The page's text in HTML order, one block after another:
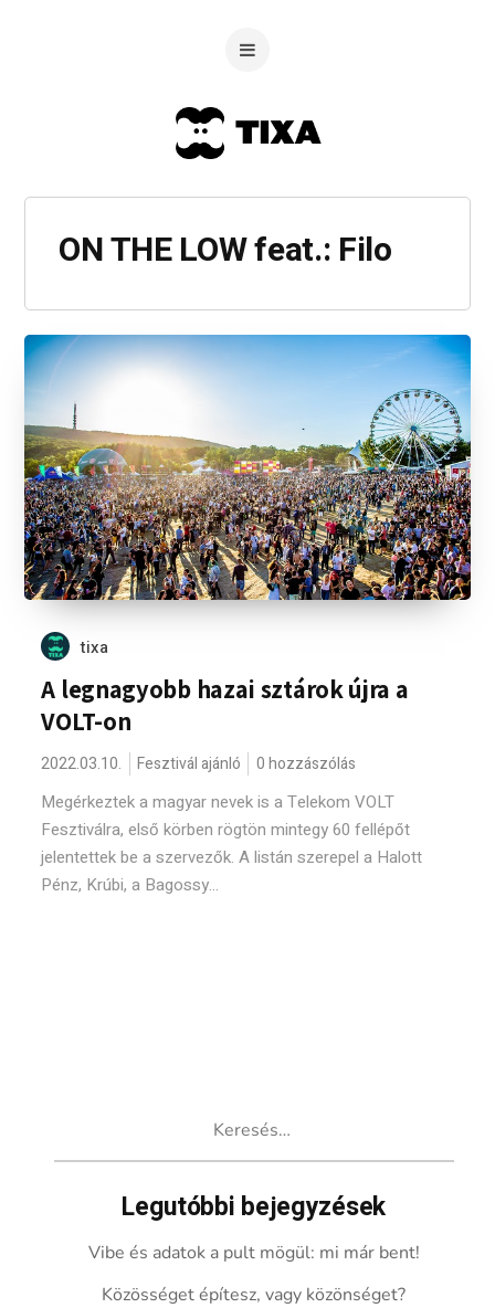
ON THE LOW feat.: Filo
tixa
A legnagyobb hazai sztárok újra a
VOLT-on
2022.03.10. Fesztivál ajánló 0 hozzászólás
Megérkeztek a magyar nevek is a Telekom VOLT
Fesztiválra, első körben rögtön mintegy 60 fellépőt
jelentettek be a szervezők. A listán szerepel a Halott
Pénz, Krúbi, a Bagossy...
Legutóbbi bejegyzések
Vibe és adatok a pult mögül: mi már bent!
Közösséget építesz, vagy közönséget?